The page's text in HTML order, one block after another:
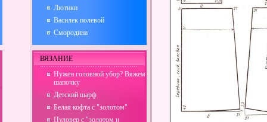
Лютики
Василек полевой
Смородина
ВЯЗАНИЕ
Нужен головной убор? Вяжем
шапочку
Детский шарф
Белая кофта с "золотом"
Пуловер с "золотом и